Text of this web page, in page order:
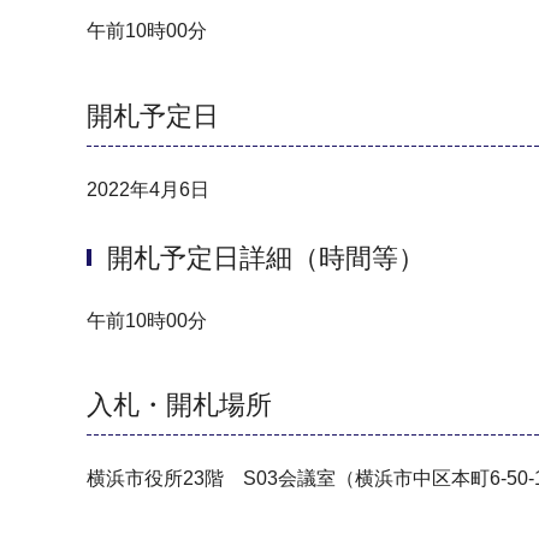
午前10時00分
開札予定日
2022年4月6日
開札予定日詳細（時間等）
午前10時00分
入札・開札場所
横浜市役所23階 S03会議室（横浜市中区本町6-50-